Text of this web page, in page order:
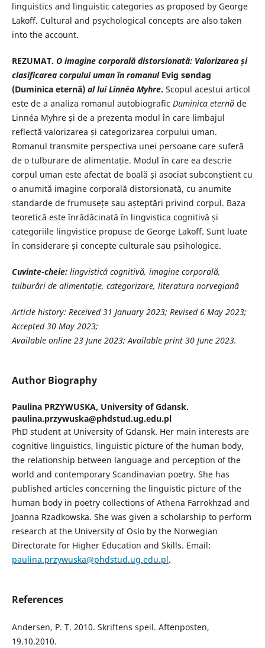
linguistics and linguistic categories as proposed by George
Lakoff. Cultural and psychological concepts are also taken
into the account.
REZUMAT. O imagine corporală distorsionată: Valorizarea și
clasificarea corpului uman în romanul Evig søndag
(Duminica eternă)al lui Linnéa Myhre. Scopul acestui articol
este de a analiza romanul autobiografic Duminica eternăde
Linnéa Myhre și de a prezenta modul în care limbajul
reflectă valorizarea și categorizarea corpului uman.
Romanul transmite perspectiva unei persoane care suferă
de o tulburare de alimentație. Modul în care ea descrie
corpul uman este afectat de boală și asociat subconștient cu
o anumită imagine corporală distorsionată, cu anumite
standarde de frumusețe sau așteptări privind corpul. Baza
teoretică este înrădăcinată în lingvistica cognitivă și
categoriile lingvistice propuse de George Lakoff. Sunt luate
în considerare și concepte culturale sau psihologice.
Cuvinte-cheie: lingvistică cognitivă, imagine corporală,
tulburări de alimentație, categorizare, literatura norvegiană
Article history: Received31 January 2023; Revised 6 May 2023;
Accepted30 May 2023;
Available online 23 June 2023; Available print 30 June 2023.
Author Biography
Paulina PRZYWUSKA, University of Gdansk.
paulina.przywuska@phdstud.ug.edu.pl
PhD student at University of Gdansk. Her main interests are
cognitive linguistics, linguistic picture of the human body,
the relationship between language and perception of the
world and contemporary Scandinavian poetry. She has
published articles concerning the linguistic picture of the
human body in poetry collections of Athena Farrokhzad and
Joanna Rzadkowska. She was given a scholarship to perform
research at the University of Oslo by the Norwegian
Directorate for Higher Education and Skills. Email:
paulina.przywuska@phdstud.ug.edu.pl.
References
Andersen, P. T. 2010. Skriftens speil. Aftenposten,
19.10.2010.